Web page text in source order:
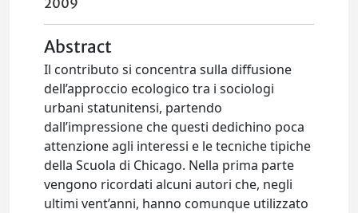
2009
Abstract
Il contributo si concentra sulla diffusione
dell’approccio ecologico tra i sociologi
urbani statunitensi, partendo
dall’impressione che questi dedichino poca
attenzione agli interessi e le tecniche tipiche
della Scuola di Chicago. Nella prima parte
vengono ricordati alcuni autori che, negli
ultimi vent’anni, hanno comunque utilizzato